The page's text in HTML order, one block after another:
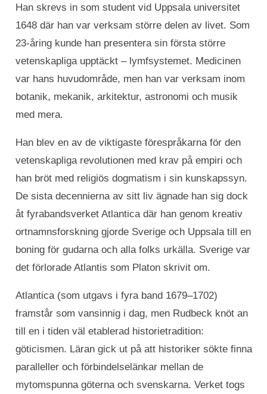
Han skrevs in som student vid Uppsala universitet
1648 där han var verksam större delen av livet. Som
23-åring kunde han presentera sin första större
vetenskapliga upptäckt – lymfsystemet. Medicinen
var hans huvudområde, men han var verksam inom
botanik, mekanik, arkitektur, astronomi och musik
med mera.
Han blev en av de viktigaste förespråkarna för den
vetenskapliga revolutionen med krav på empiri och
han bröt med religiös dogmatism i sin kunskapssyn.
De sista decennierna av sitt liv ägnade han sig dock
åt fyrabandsverket Atlantica där han genom kreativ
ortnamnsforskning gjorde Sverige och Uppsala till en
boning för gudarna och alla folks urkälla. Sverige var
det förlorade Atlantis som Platon skrivit om.
Atlantica (som utgavs i fyra band 1679–1702)
framstår som vansinnig i dag, men Rudbeck knöt an
till en i tiden väl etablerad historietradition:
göticismen. Läran gick ut på att historiker sökte finna
paralleller och förbindelselänkar mellan de
mytomspunna göterna och svenskarna. Verket togs